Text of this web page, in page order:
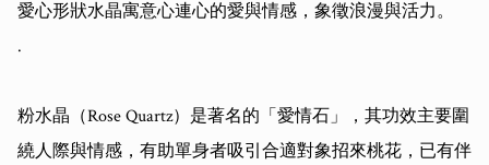
愛心形狀水晶寓意心連心的愛與情感，象徵浪漫與活力。
.
粉水晶（Rose Quartz）是著名的「愛情石」，其功效主要圍
繞人際與情感，有助單身者吸引合適對象招來桃花，已有伴